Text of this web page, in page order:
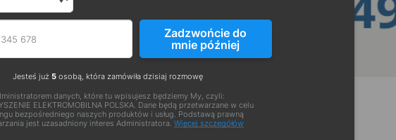
Numer telefonu
Podaj poprawny numer telefonu w formacie E164
Zadzwońcie do
mnie później
Jesteś już 5 osobą, która zamówiła dzisiaj rozmowę
danych, które tu wpisujesz będziemy My, czyli:
ELEKTROMOBILNA POLSKA. Dane będą przetwarzane w celu
bezpośredniego naszych produktów i usług. Podstawą prawną
jest uzasadniony interes Administratora. Więcej szczegółów